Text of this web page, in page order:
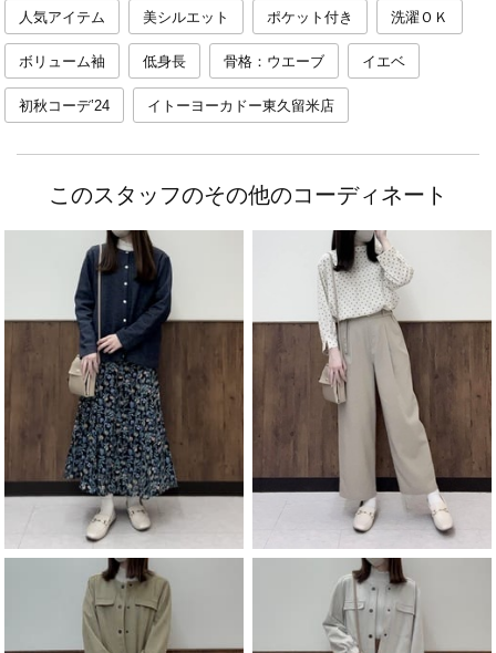
人気アイテム 美シルエット ポケット付き 洗濯ＯＫ
ボリューム袖 低身長 骨格：ウエーブ イエベ
初秋コーデ’24 イトーヨーカドー東久留米店
このスタッフのその他のコーディネート